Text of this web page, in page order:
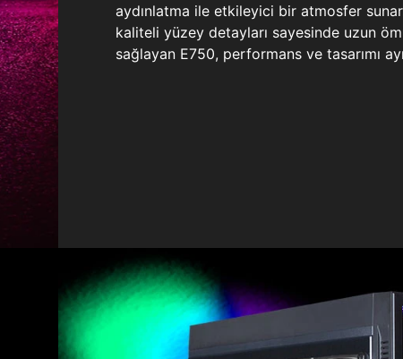
aydınlatma ile etkileyici bir atmosfer
kaliteli yüzey detayları sayesinde uzun
sağlayan E750, performans ve tasarımı